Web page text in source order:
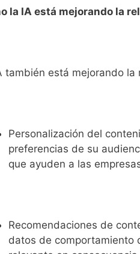
la IA está mejorando la
también está mejorando
Personalización del
preferencias de su
que ayuden a las
Recomendaciones de
datos de comportamiento